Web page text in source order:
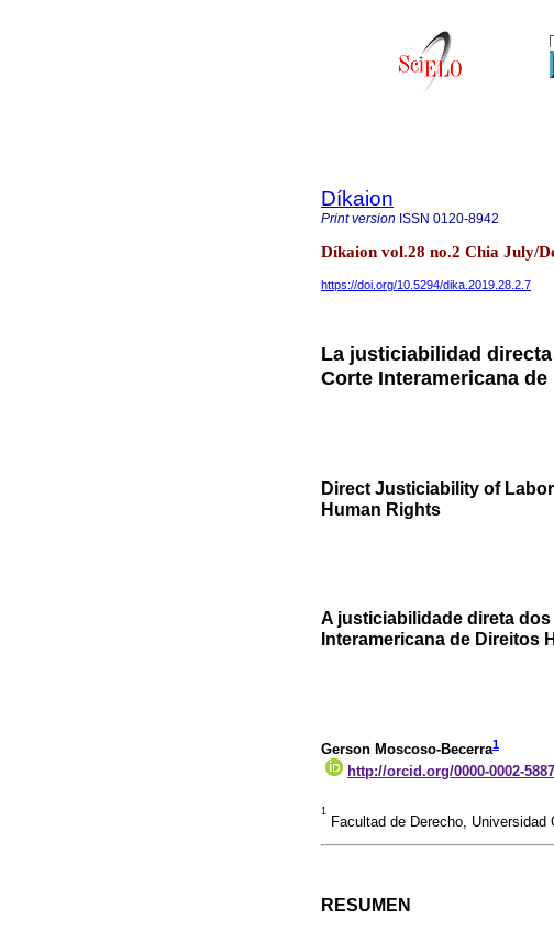
Díkaion
Print version ISSN 0120-8942
Díkaion vol.28 no.2 Chia July/
https://doi.org/10.5294/dika.2019.28.2.7
La justiciabilidad
Corte Interamericana
Direct Justiciability of
Human Rights
A justiciabilidade direta
Interamericana de Direitos
Gerson Moscoso-Becerra1
http://orcid.org/0000-0002-
1
Facultad de Derecho,
RESUMEN